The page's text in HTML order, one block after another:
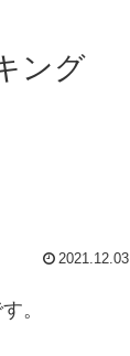
ング
2021.12.03
。